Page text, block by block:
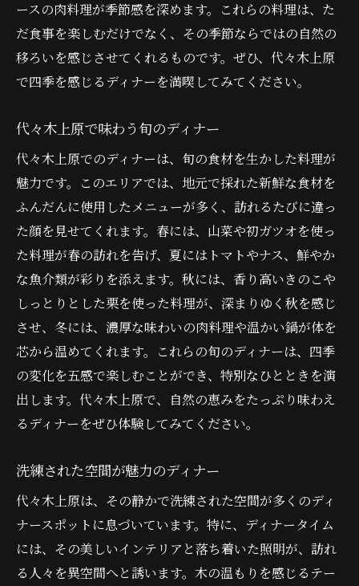
ースの肉料理が季節感を深めます。これらの料理は、た
だ食事を楽しむだけでなく、その季節ならではの自然の
移ろいを感じさせてくれるものです。ぜひ、代々木上原
で四季を感じるディナーを満喫してみてください。
代々木上原で味わう旬のディナー
代々木上原でのディナーは、旬の食材を生かした料理が
魅力です。このエリアでは、地元で採れた新鮮な食材を
ふんだんに使用したメニューが多く、訪れるたびに違っ
た顔を見せてくれます。春には、山菜や初ガツオを使っ
た料理が春の訪れを告げ、夏にはトマトやナス、鮮やか
な魚介類が彩りを添えます。秋には、香り高いきのこや
しっとりとした栗を使った料理が、深まりゆく秋を感じ
させ、冬には、濃厚な味わいの肉料理や温かい鍋が体を
芯から温めてくれます。これらの旬のディナーは、四季
の変化を五感で楽しむことができ、特別なひとときを演
出します。代々木上原で、自然の恵みをたっぷり味わえ
るディナーをぜひ体験してみてください。
洗練された空間が魅力のディナー
代々木上原は、その静かで洗練された空間が多くのディ
ナースポットに息づいています。特に、ディナータイム
には、その美しいインテリアと落ち着いた照明が、訪れ
る人々を異空間へと誘います。木の温もりを感じるテー